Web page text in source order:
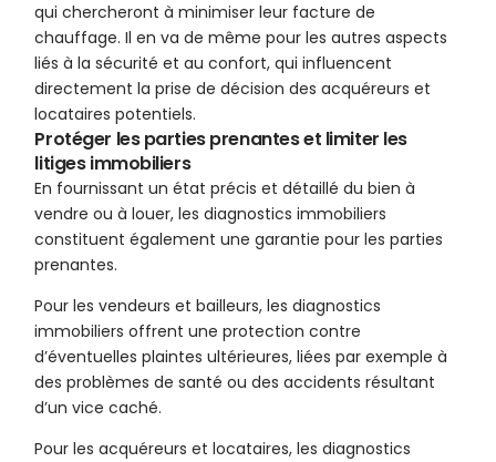
qui chercheront à minimiser leur facture de
chauffage. Il en va de même pour les autres aspects
liés à la sécurité et au confort, qui influencent
directement la prise de décision des acquéreurs et
locataires potentiels.
Protéger les parties prenantes et limiter les
litiges immobiliers
En fournissant un état précis et détaillé du bien à
vendre ou à louer, les diagnostics immobiliers
constituent également une garantie pour les parties
prenantes.
Pour les vendeurs et bailleurs, les diagnostics
immobiliers offrent une protection contre
d’éventuelles plaintes ultérieures, liées par exemple à
des problèmes de santé ou des accidents résultant
d’un vice caché.
Pour les acquéreurs et locataires, les diagnostics